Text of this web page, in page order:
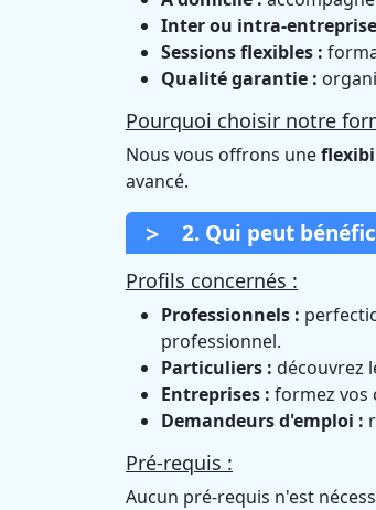
Inter ou intra-
Sessions flexibles :
Qualité garantie :
Pourquoi choisir notre
Nous vous offrons une
avancé.
2. Qui peut
Profils concernés :
Professionnels :
professionnel.
Particuliers : découvrez
Entreprises : formez vos
Demandeurs d'emploi :
Pré-requis :
Aucun pré-requis n'est